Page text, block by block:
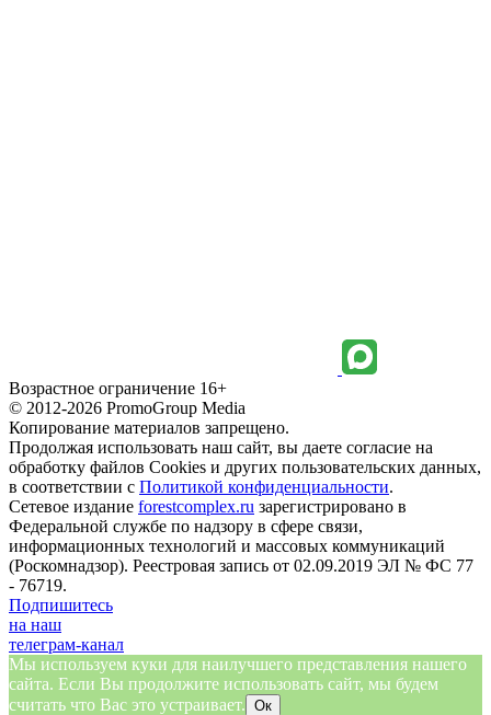
Возрастное ограничение 16+
© 2012-2026 PromoGroup Media
Копирование материалов запрещено.
Продолжая использовать наш сайт, вы даете согласие на
обработку файлов Cookies и других пользовательских данных,
в соответствии с Политикой конфиденциальности.
Сетевое издание forestcomplex.ru зарегистрировано в
Федеральной службе по надзору в сфере связи,
информационных технологий и массовых коммуникаций
(Роскомнадзор). Реестровая запись от 02.09.2019 ЭЛ № ФС 77
- 76719.
Подпишитесь
на наш
телеграм-канал
Мы используем куки для наилучшего представления нашего
сайта. Если Вы продолжите использовать сайт, мы будем
считать что Вас это устраивает. Ок